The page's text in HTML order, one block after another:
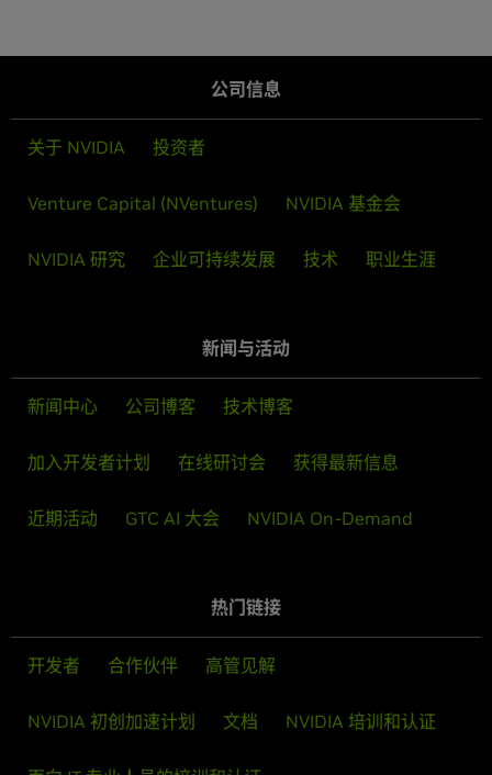
公司信息
关于 NVIDIA 投资者
Venture Capital (NVentures) NVIDIA 基金会
NVIDIA 研究 企业可持续发展 技术 职业生涯
新闻与活动
新闻中心 公司博客 技术博客
加入开发者计划 在线研讨会 获得最新信息
近期活动 GTC AI 大会 NVIDIA On-Demand
热门链接
开发者 合作伙伴 高管见解
NVIDIA 初创加速计划 文档 NVIDIA 培训和认证